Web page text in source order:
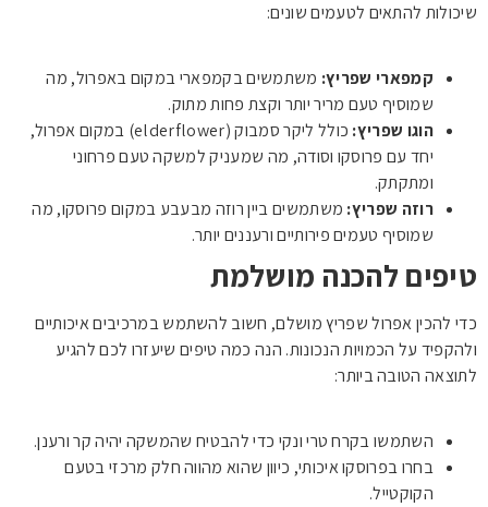
שיכולות להתאים לטעמים שונים:
קמפארי שפריץ: משתמשים בקמפארי במקום באפרול, מה
שמוסיף טעם מריר יותר וקצת פחות מתוק.
הוגו שפריץ:
כולל ליקר סמבוק (elderflower) במקום אפרול,
יחד עם פרוסקו וסודה, מה שמעניק למשקה טעם פרחוני
ומתקתק.
רוזה שפריץ: משתמשים ביין רוזה מבעבע במקום פרוסקו, מה
שמוסיף טעמים פירותיים ורעננים יותר.
טיפים להכנה מושלמת
כדי להכין אפרול שפריץ מושלם, חשוב להשתמש במרכיבים איכותיים
ולהקפיד על הכמויות הנכונות. הנה כמה טיפים שיעזרו לכם להגיע
לתוצאה הטובה ביותר:
השתמשו בקרח טרי ונקי כדי להבטיח שהמשקה יהיה קר ורענן.
בחרו בפרוסקו איכותי, כיוון שהוא מהווה חלק מרכזי בטעם
הקוקטייל.